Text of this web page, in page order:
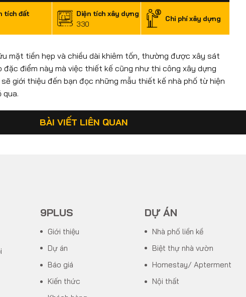
tích đất
Diện tích xây dựng
330
Chi phí xây dựng
mặt tiền hẹp và chiều dài khiêm tốn, thường được xây sát
điểm này mà việc thiết kế cũng như thi công xây dựng
giới thiệu đến bạn đọc những mẫu thiết kế nhà phố từ hiện
qua.
BÀI VIẾT LIÊN QUAN
9PLUS
Giới thiệu
Dự án
Báo giá
Kiến thức
DỰ ÁN
Nhà phố liền kề
Biệt thự nhà vườn
Homestay/ Apterment
Nội thất